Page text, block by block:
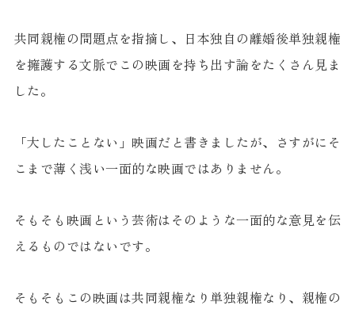
共同親権の問題点を指摘し、日本独自の離婚後単独親権
を擁護する文脈でこの映画を持ち出す論をたくさん見ま
した。
「大したことない」映画だと書きましたが、さすがにそ
こまで薄く浅い一面的な映画ではありません。
そもそも映画という芸術はそのような一面的な意見を伝
えるものではないです。
そもそもこの映画は共同親権なり単独親権なり、親権の